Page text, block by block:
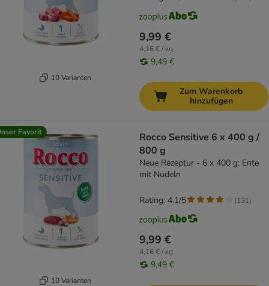
10 Varianten
9,99 €
4,16 € / kg
9,49 €
Zum Warenkorb
hinzufügen
Favorit
10 Varianten
Rocco Sensitive 6 x 400 g /
800 g
Neue Rezeptur - 6 x 400 g: Ente
mit Nudeln
9,99 €
4,16 € / kg
9,49 €
Rating: 4.1/5 (131)